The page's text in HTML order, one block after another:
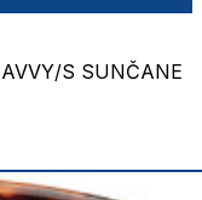
S SUNČANE